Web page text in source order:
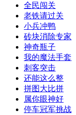
全民闯关
老铁请过关
小兵冲鸭
砖块消除专家
神奇瓶子
我的魔法手套
刺客突击
还能这么整
拼图大比拼
属你眼神好
停车冠军挑战